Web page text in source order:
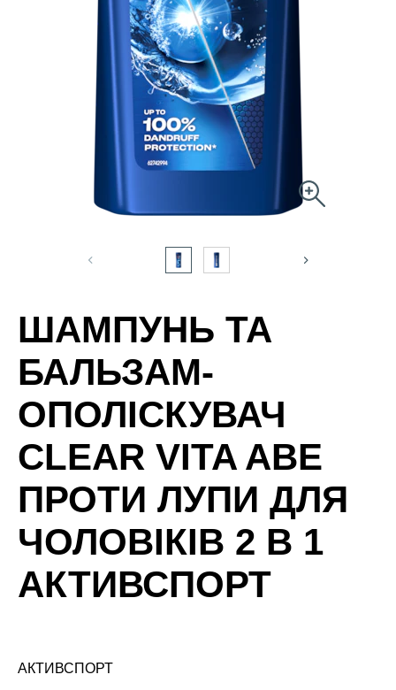
ШАМПУНЬ ТА
БАЛЬЗАМ-
ОПОЛІСКУВАЧ
CLEAR VITA ABE
ПРОТИ ЛУПИ ДЛЯ
ЧОЛОВІКІВ 2 В 1
АКТИВСПОРТ
АКТИВСПОРТ